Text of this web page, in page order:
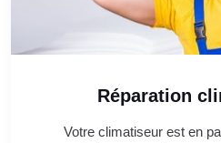
Réparation
Votre climatiseur est en